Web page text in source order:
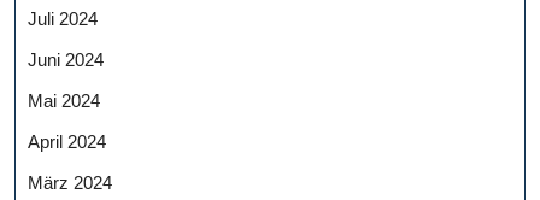
Juli 2024
Juni 2024
Mai 2024
April 2024
März 2024